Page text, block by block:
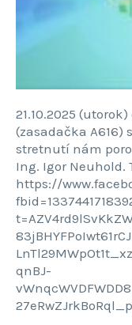
21.10.2025
(zasadačka A616)
stretnutí nám
Ing. Igor Neuhold.
https://
qnBJ-